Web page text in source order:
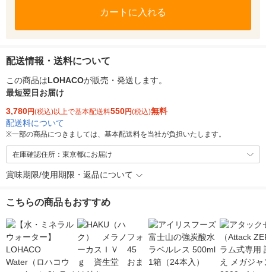
カートに入れる
配送情報・送料について
この商品はLOHACOが販売・発送します。
最短翌日お届け
3,780円(税込)以上で基本配送料550円(税込)無料
配送料について
※一部の商品につきましては、基本配送料を当社が負担いたします。
在庫確認住所：東京都にお届け
賞味期限/使用期限・返品について
こちらの商品もおすすめ